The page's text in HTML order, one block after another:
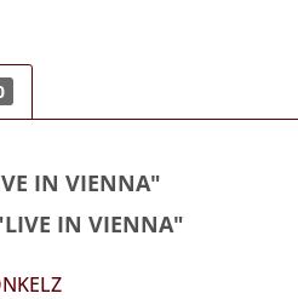
IN VIENNA"
IN VIENNA"